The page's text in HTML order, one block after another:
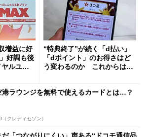
増益に好
好調も後
ルユー
“特典終了”が続く「d払い」
「dポイント」のお得さはど
う変わるのか これからは
港ラウンジを無料で使えるカードとは…？
（クレディセゾン）
だ「つながりにくい」声ある“ドコモ通信品